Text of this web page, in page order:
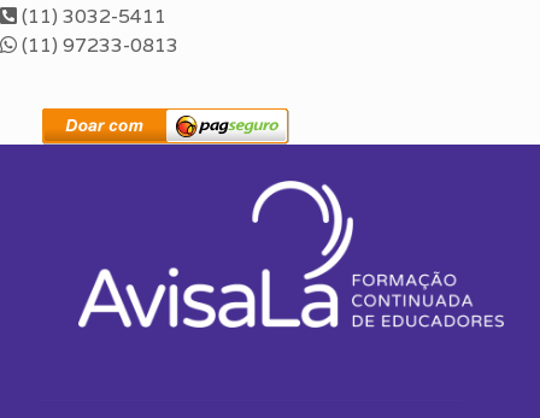
(11) 3032-5411
(11) 97233-0813